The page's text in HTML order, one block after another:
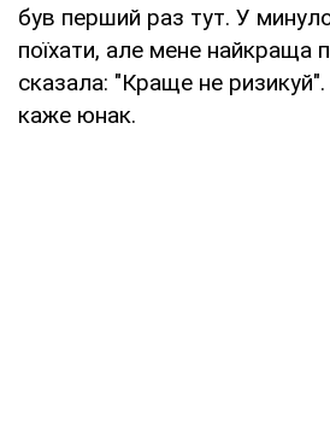
був перший раз тут. У
поїхати, але мене найкраща
сказала: "Краще не
каже юнак.